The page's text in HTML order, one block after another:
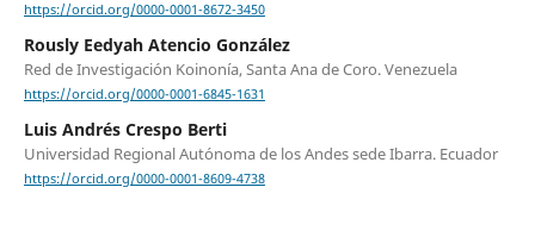
https://orcid.org/0000-0001-8672-3450
Rously Eedyah Atencio González
Red de Investigación Koinonía, Santa Ana de Coro. Venezuela
https://orcid.org/0000-0001-6845-1631
Luis Andrés Crespo Berti
Universidad Regional Autónoma de los Andes sede Ibarra. Ecuador
https://orcid.org/0000-0001-8609-4738